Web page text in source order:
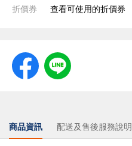
折價券 查看可使用的折價券
商品資訊 配送及售後服務說明